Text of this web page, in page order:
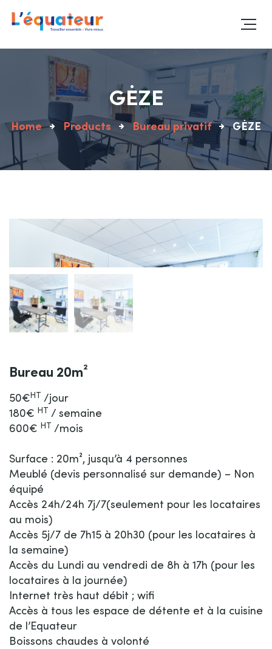
GĖZE
Home Products Bureau privatif GĖZE
Bureau 20m²
50€HT /jour
180€ HT / semaine
600€ HT /mois
Surface : 20m², jusqu’à 4 personnes
Meublé (devis personnalisé sur demande) – Non
équipé
Accès 24h/24h 7j/7(seulement pour les locataires
au mois)
Accès 5j/7 de 7h15 à 20h30 (pour les locataires à
la semaine)
Accès du Lundi au vendredi de 8h à 17h (pour les
locataires à la journée)
Internet très haut débit ; wifi
Accès à tous les espace de détente et à la cuisine
de l’Equateur
Boissons chaudes à volonté